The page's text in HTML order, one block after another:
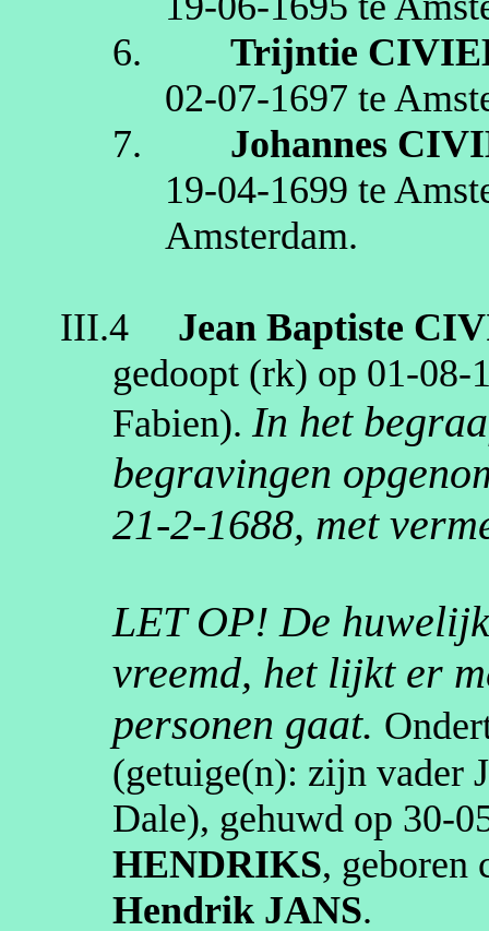
6.
Trijntie
02‑07‑1697 te
7.
Johannes
19‑04‑1699 te
Amsterdam.
III.4 Jean Baptiste
gedoopt (rk) op
Fabien).In het
begravingen
21-2-1688, met
LET OP! De
vreemd, het lijkt er
personen gaat.
(getuige(n): zijn vader
Dale), gehuwd op
HENDRIKS, geboren
Hendrik JANS.